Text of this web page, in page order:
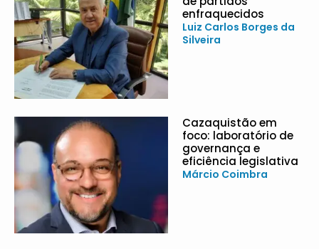
enfraquecidos
Luiz Carlos Borges da
Silveira
Cazaquistão em
foco: laboratório de
governança e
eficiência legislativa
Márcio Coimbra